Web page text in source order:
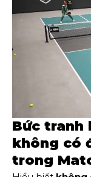
Bức tranh
không có
trong